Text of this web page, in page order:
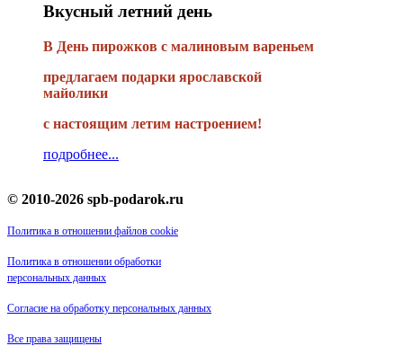
Вкусный летний день
В День пирожков с малиновым вареньем
предлагаем подарки ярославской
майолики
с настоящим летим настроением!
подробнее...
© 2010-2026 spb-podarok.ru
Политика в отношении файлов cookie
Политика в отношении обработки
персональных данных
Согласие на обработку персональных данных
Все права защищены